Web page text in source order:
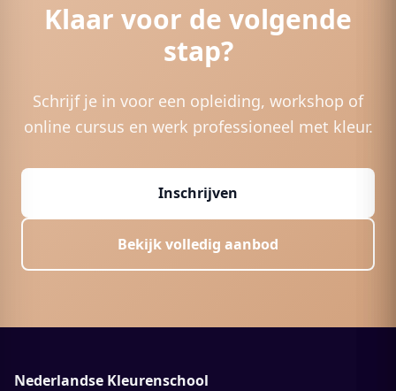
Klaar voor de volgende
stap?
Schrijf je in voor een opleiding, workshop of
online cursus en werk professioneel met kleur.
Inschrijven
Bekijk volledig aanbod
Nederlandse Kleurenschool